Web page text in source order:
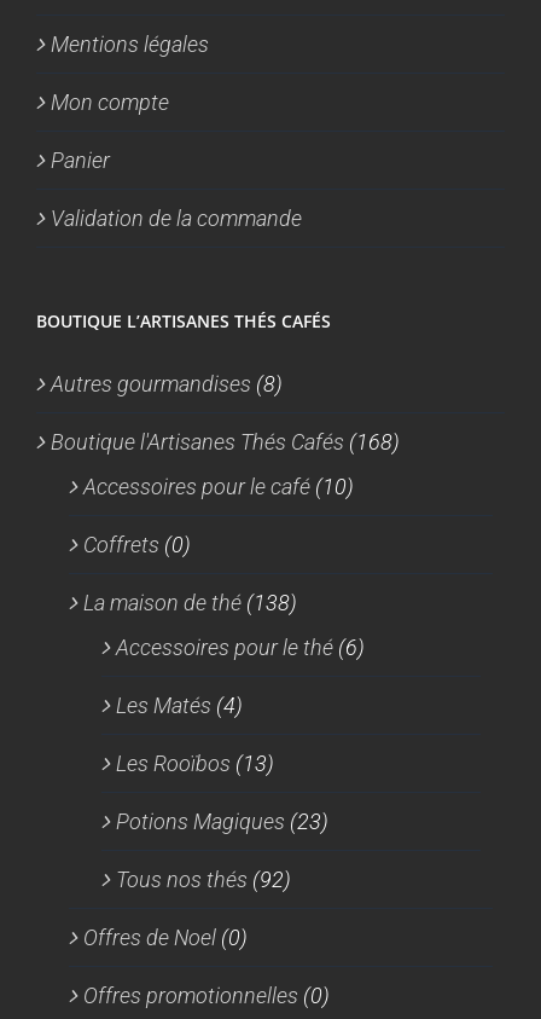
Mentions légales
Mon compte
Panier
Validation de la commande
BOUTIQUE L’ARTISANES THÉS CAFÉS
Autres gourmandises (8)
Boutique l'Artisanes Thés Cafés (168)
Accessoires pour le café (10)
Coffrets (0)
La maison de thé (138)
Accessoires pour le thé (6)
Les Matés (4)
Les Rooïbos (13)
Potions Magiques (23)
Tous nos thés (92)
Offres de Noel (0)
Offres promotionnelles (0)